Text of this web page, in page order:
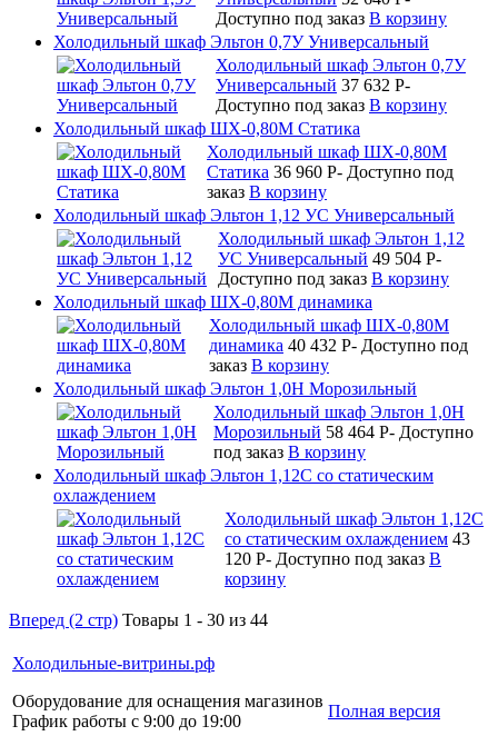
Доступно под заказ В корзину
Холодильный шкаф Эльтон 0,7У Универсальный
Холодильный шкаф Эльтон 0,7У
Универсальный 37 632 P-
Доступно под заказ В корзину
Холодильный шкаф ШХ-0,80М Статика
Холодильный шкаф ШХ-0,80М
Статика 36 960 P- Доступно под
заказ В корзину
Холодильный шкаф Эльтон 1,12 УС Универсальный
Холодильный шкаф Эльтон 1,12
УС Универсальный 49 504 P-
Доступно под заказ В корзину
Холодильный шкаф ШХ-0,80М динамика
Холодильный шкаф ШХ-0,80М
динамика 40 432 P- Доступно под
заказ В корзину
Холодильный шкаф Эльтон 1,0Н Морозильный
Холодильный шкаф Эльтон 1,0Н
Морозильный 58 464 P- Доступно
под заказ В корзину
Холодильный шкаф Эльтон 1,12С со статическим
охлаждением
Холодильный шкаф Эльтон 1,12С
со статическим охлаждением 43
120 P- Доступно под заказ В
корзину
Вперед (2 стр) Товары 1 - 30 из 44
Холодильные-витрины.рф
Оборудование для оснащения магазинов
График работы с 9:00 до 19:00
Полная версия